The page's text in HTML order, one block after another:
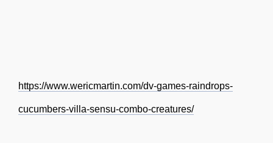
https://www.wericmartin.com/dv-games-raindrops-
cucumbers-villa-sensu-combo-creatures/